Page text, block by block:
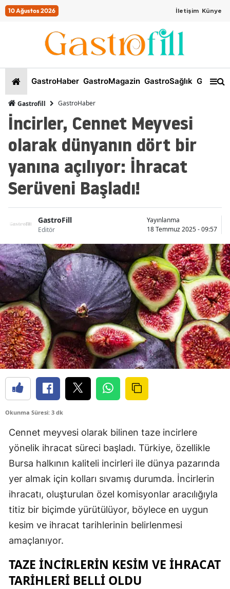
10 Ağustos 2026 İletişim Künye
GastroHaber GastroMagazin GastroSağlık
Gastrofill GastroHaber
İncirler, Cennet Meyvesi
olarak dünyanın dört bir
yanına açılıyor: İhracat
Serüveni Başladı!
GastroFill
Editör
Yayınlanma
18 Temmuz 2025 - 09:57
Okunma Süresi: 3 dk
Cennet meyvesi olarak bilinen taze incirlere
yönelik ihracat süreci başladı. Türkiye, özellikle
Bursa halkının kaliteli incirleri ile dünya pazarında
yer almak için kolları sıvamış durumda. İncirlerin
ihracatı, oluşturulan özel komisyonlar aracılığıyla
titiz bir biçimde yürütülüyor, böylece en uygun
kesim ve ihracat tarihlerinin belirlenmesi
amaçlanıyor.
TAZE İNCIRLERIN KESIM VE İHRACAT
TARIHLERI BELLI OLDU